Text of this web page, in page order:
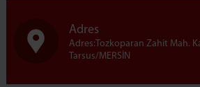
Adres
Adres:Tozkoparan Zahit Mah.
Tarsus/MERSİN